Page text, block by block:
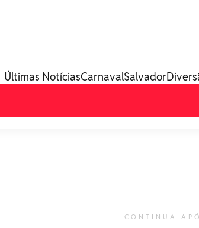
Últimas NotíciasCarnavalSalvador
CONTINUA